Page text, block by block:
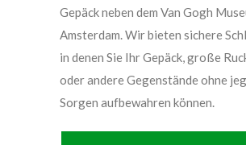
Gepäck neben dem Van Gogh
Amsterdam. Wir bieten sichere
in denen Sie Ihr Gepäck, große
oder andere Gegenstände ohne
Sorgen aufbewahren können.